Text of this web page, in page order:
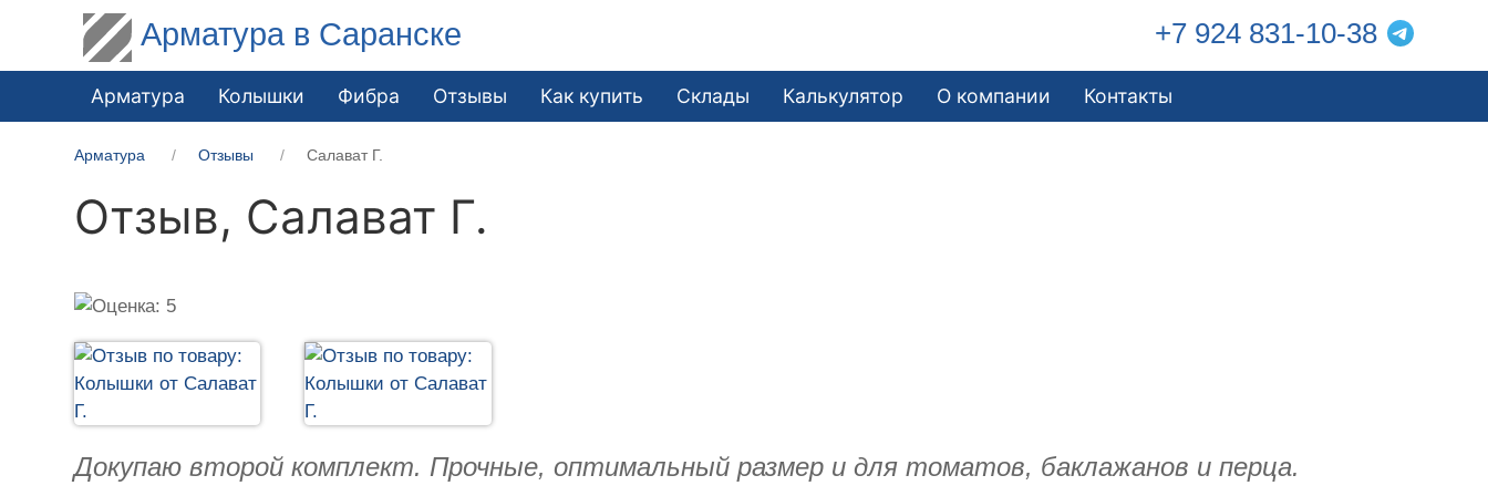
Арматура в Саранске +7 924 831-10-38
Арматура Колышки Фибра Отзывы Как купить Склады Калькулятор О компании Контакты
Арматура Отзывы Салават Г.
Отзыв, Салават Г.
Докупаю второй комплект. Прочные, оптимальный размер и для томатов, баклажанов и перца.